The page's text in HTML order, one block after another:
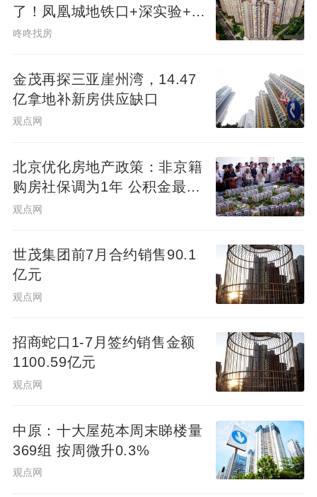
>>更多详细内容查看报告原文
了！凤凰城地铁口+深实验+商
业环绕
咚咚找房
金茂再探三亚崖州湾，14.47
亿拿地补新房供应缺口
观点网
北京优化房地产政策：非京籍
购房社保调为1年 公积金最高
可贷340万元
观点网
世茂集团前7月合约销售90.1
亿元
观点网
招商蛇口1-7月签约销售金额
1100.59亿元
观点网
中原：十大屋苑本周末睇楼量
369组 按周微升0.3%
观点网